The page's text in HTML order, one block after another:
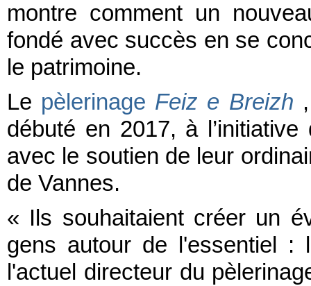
montre comment un
fondé avec succès en se
le patrimoine.
Le pèlerinage Feiz e Breizh
débuté en 2017, à
avec le soutien de leur
de Vannes.
« Ils souhaitaient créer un
gens autour de l'essentiel :
l'actuel directeur du